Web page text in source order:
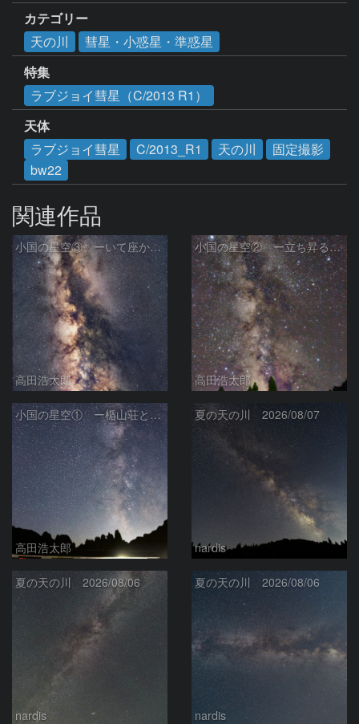
カテゴリー
天の川
彗星・小惑星・準惑星
特集
ラブジョイ彗星（C/2013 R1）
天体
ラブジョイ彗星
C/2013_R1 天の川
固定撮影
bw22
関連作品
小国の星空③ ーいて座からわし座にかけての銀河ー
高田浩太郎
小国の星空② ー立ち昇る天の川ー
高田浩太郎
小国の星空① ー楯山荘と天の川ー
高田浩太郎
夏の天の川 2026/08/07
nardis
夏の天の川 2026/08/06
nardis
夏の天の川 2026/08/06
nardis